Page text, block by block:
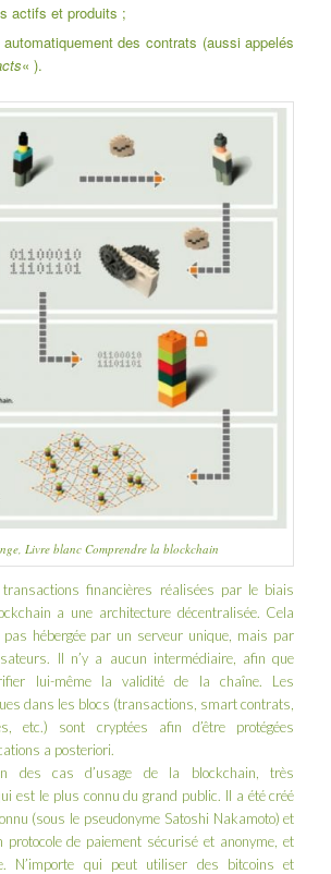
actifs et produits ;
des contrats (aussi appelés
« ).
Livre blanc Comprendre la blockchain
financières réalisées par le biais
a une architecture décentralisée. Cela
pas hébergée par un serveur unique, mais par
Il n’y a aucun intermédiaire, afin que
lui-même la validité de la chaîne. Les
dans les blocs (transactions, smart contrats,
etc.) sont cryptées afin d’être protégées
a posteriori.
des cas d’usage de la blockchain, très
est le plus connu du grand public. Il a été créé
(sous le pseudonyme Satoshi Nakamoto) et
de paiement sécurisé et anonyme, et
N’importe qui peut utiliser des bitcoins et